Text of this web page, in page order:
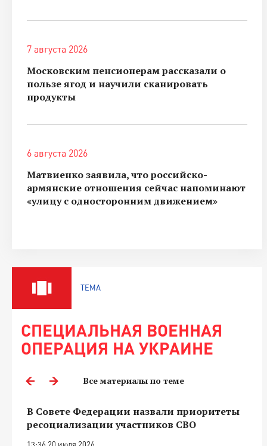
7 августа 2026
Московским пенсионерам рассказали о
пользе ягод и научили сканировать
продукты
6 августа 2026
Матвиенко заявила, что российско-
армянские отношения сейчас напоминают
«улицу с односторонним движением»
ТЕМА
СПЕЦИАЛЬНАЯ ВОЕННАЯ
ОПЕРАЦИЯ НА УКРАИНЕ
Все материалы по теме
В Совете Федерации назвали приоритеты
ресоциализации участников СВО